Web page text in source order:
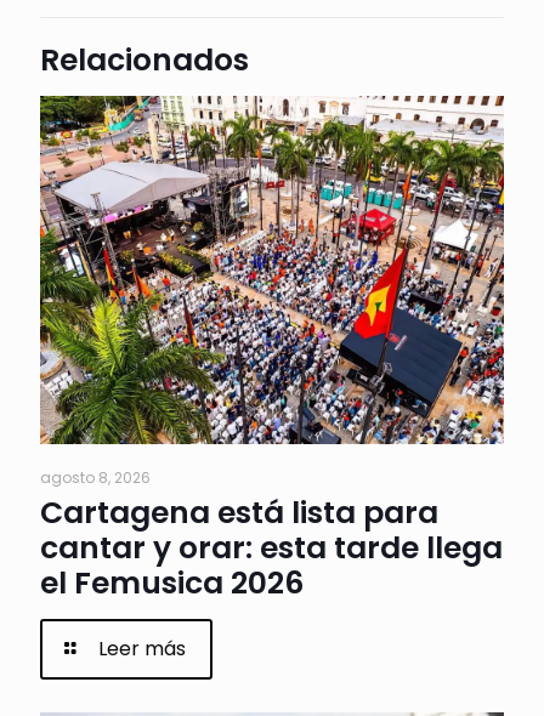
Relacionados
agosto 8, 2026
Cartagena está lista para
cantar y orar: esta tarde llega
el Femusica 2026
Leer más